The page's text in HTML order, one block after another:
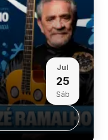
Jul
25
Sáb